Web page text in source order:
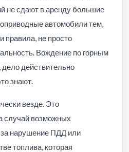
не сдают в аренду большие
автомобили тем,
правила, не просто
Вождение по горным
действительно
знают.
везде. Это
случай возможных
нарушение ПДД или
топлива, которая